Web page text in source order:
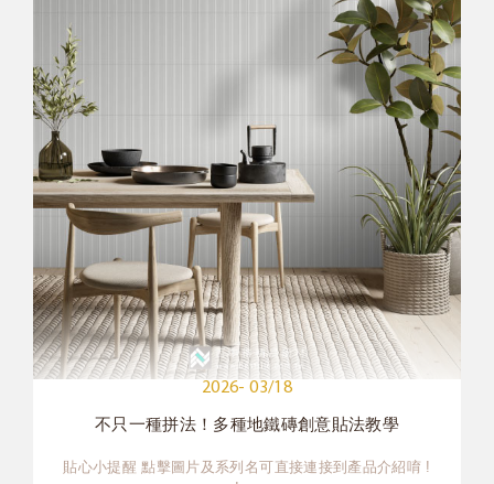
2026- 03/18
不只一種拼法！多種地鐵磚創意貼法教學
貼心小提醒 點擊圖片及系列名可直接連接到產品介紹唷 !